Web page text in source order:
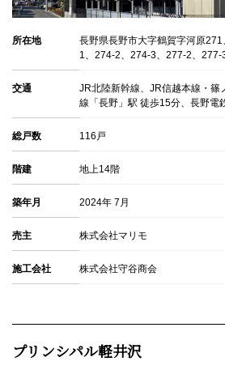
所在地
長野県長野市大字鶴賀字河原
1、274-2、274-3、277-2、277-
交通
JR北陸新幹線、JR信越本線・篠
線「長野」駅 徒歩15分、長野電
総戸数 116戸
階建 地上14階
築年月 2024年 7月
売主 株式会社マリモ
施工会社 株式会社守谷商会
プリンシパル軽井沢